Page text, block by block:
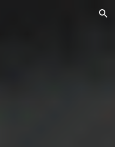
Skip to navigation